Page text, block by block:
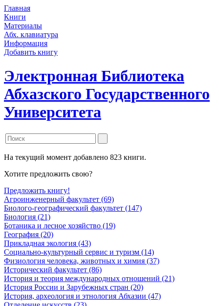
Главная
Книги
Материалы
Абх. клавиатура
Информация
Добавить книгу
Электронная Библиотека
Абхазского Государственного
Университета
На текущий момент добавлено 823 книги.
Хотите предложить свою?
Предложить книгу!
Агроинженерный факультет (69)
Биолого-географический факультет (147)
Биология (21)
Ботаника и лесное хозяйство (19)
География (20)
Прикладная экология (43)
Социально-культурный сервис и туризм (14)
Физиология человека, животных и химия (37)
Исторический факультет (86)
История и теория международных отношений (21)
История России и Зарубежных стран (20)
История, археология и этнология Абхазии (47)